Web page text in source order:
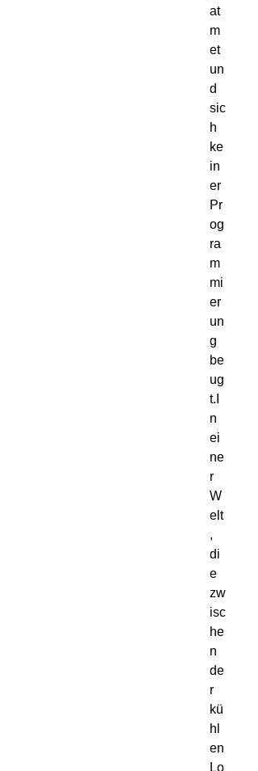
at
m
et
un
d
sic
h
ke
in
er
Pr
og
ra
m
mi
er
un
g
be
ug
t.I
n
ei
ne
r
W
elt
,
di
e
zw
isc
he
n
de
r
kü
hl
en
Lo